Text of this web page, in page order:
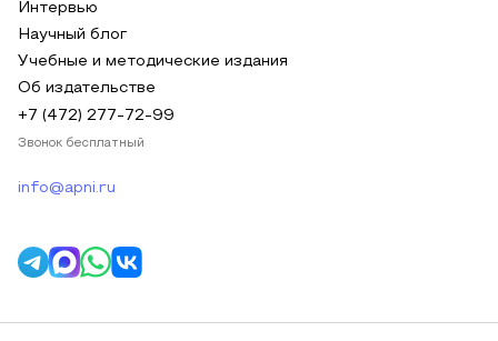
Интервью
Научный блог
Учебные и методические издания
Об издательстве
+7 (472) 277-72-99
Звонок бесплатный
info@apni.ru